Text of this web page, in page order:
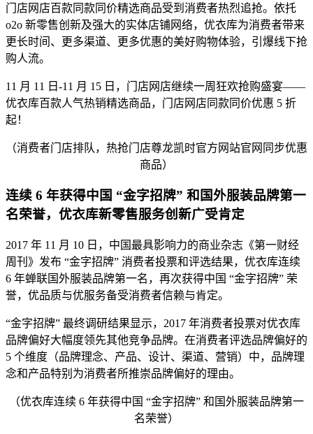
门店网店百款同款同价精选商品受到消费者热烈追抢。依托
o2o 新零售创新及强大的实体店铺网络，优衣库为消费者带来
更长时间、更多渠道、更多优惠的美好购物体验，引爆线下抢
购人流。
11 月 11 日-11 月 15 日，门店网店继续一周狂欢抢购盛宴——
优衣库百款人气热销精选商品，门店网店同款同价优惠 5 折
起！
（消费者门店排队，热抢门店尊龙凯时官方网站官网同步优惠
商品）
连续 6 年获得中国 “金字招牌” 和国外服装品牌第一
名荣誉，优衣库新零售服务创新广受肯定
2017 年 11 月 10 日，中国最具影响力的商业杂志《第一财经
周刊》发布 “金字招牌” 消费者投票和评选结果，优衣库连续
6 年蝉联国外服装品牌第一名，再次获得中国 “金字招牌” 荣
誉，优品质与优服务备受消费者信赖与肯定。
“金字招牌” 最终调研结果显示，2017 年消费者投票对优衣库
品牌偏好大幅度领先其他竞争品牌。在消费者评选品牌偏好的
5 个维度（品牌理念、产品、设计、渠道、营销）中，品牌理
念和产品特别为消费者所推崇品牌偏好的理由。
（优衣库连续 6 年获得中国 “金字招牌” 和国外服装品牌第一
名荣誉）